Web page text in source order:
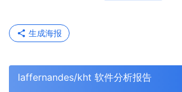
生成海报
laffernandes/kht 软件分析报告